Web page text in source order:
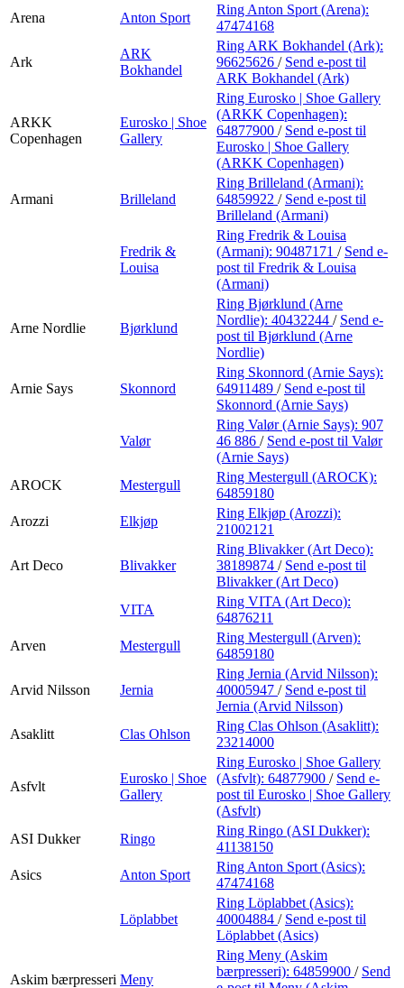
Arena
Anton Sport
Ring Anton Sport (Arena):
47474168
Ark
ARK
Bokhandel
Ring ARK Bokhandel (Ark):
96625626 / Send e-post til
ARK Bokhandel (Ark)
ARKK
Copenhagen
Eurosko | Shoe
Gallery
Ring Eurosko | Shoe Gallery
(ARKK Copenhagen):
64877900 / Send e-post til
Eurosko | Shoe Gallery
(ARKK Copenhagen)
Armani Brilleland
Ring Brilleland (Armani):
64859922 / Send e-post til
Brilleland (Armani)
Fredrik &
Louisa
Ring Fredrik & Louisa
(Armani): 90487171 / Send e-
post til Fredrik & Louisa
(Armani)
Arne Nordlie Bjørklund
Ring Bjørklund (Arne
Nordlie): 40432244 / Send e-
post til Bjørklund (Arne
Nordlie)
Arnie Says Skonnord
Ring Skonnord (Arnie Says):
64911489 / Send e-post til
Skonnord (Arnie Says)
Valør
Ring Valør (Arnie Says): 907
46 886 / Send e-post til Valør
(Arnie Says)
AROCK
Mestergull
Ring Mestergull (AROCK):
64859180
Arozzi
Elkjøp
Ring Elkjøp (Arozzi):
21002121
Art Deco Blivakker
Ring Blivakker (Art Deco):
38189874 / Send e-post til
Blivakker (Art Deco)
VITA
Ring VITA (Art Deco):
64876211
Arven
Mestergull
Ring Mestergull (Arven):
64859180
Arvid Nilsson Jernia
Ring Jernia (Arvid Nilsson):
40005947 / Send e-post til
Jernia (Arvid Nilsson)
Asaklitt
Clas Ohlson
Ring Clas Ohlson (Asaklitt):
23214000
Asfvlt
Eurosko | Shoe
Gallery
Ring Eurosko | Shoe Gallery
(Asfvlt): 64877900 / Send e-
post til Eurosko | Shoe Gallery
(Asfvlt)
ASI Dukker
Ringo
Ring Ringo (ASI Dukker):
41138150
Asics
Anton Sport
Ring Anton Sport (Asics):
47474168
Löplabbet
Ring Löplabbet (Asics):
40004884 / Send e-post til
Löplabbet (Asics)
Askim bærpresseri Meny
Ring Meny (Askim
bærpresseri): 64859900 / Send